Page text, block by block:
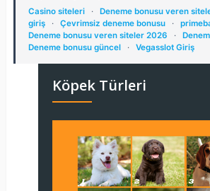
Casino siteleri · Deneme bonusu veren
giriş
· Çevrimsiz deneme bonusu ·
Deneme bonusu veren siteler 2026
·
Deneme bonusu güncel
· Vegasslot Giriş
Köpek Türleri